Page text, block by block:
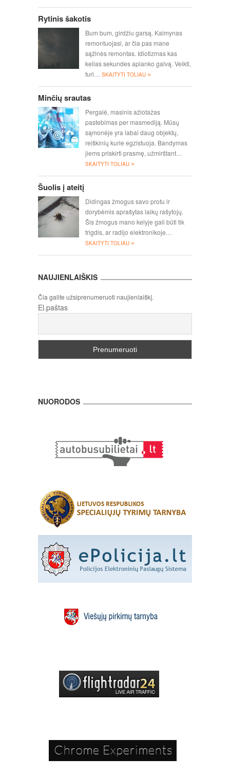
Rytinis šakotis
Bum bum, girdžiu garsą. Kaimynas
remontuojasi, ar čia pas mane
sąžinės remontas. Idiotizmas kas
kelias sekundes aplanko galvą. Veikti,
turi…
SKAITYTI TOLIAU »
Minčių srautas
Pergalė, masinis ažiotažas
pastebimas per masmediją. Mūsų
sąmonėje yra labai daug objektų,
reiškinių kurie egzistuoja. Bandymas
jiems priskirti prasmę, užmirštant…
SKAITYTI TOLIAU »
Šuolis į ateitį
Didingas žmogus savo protu ir
dorybėmis aprašytas laikų rašytojų.
Šis žmogus mano kelyje gali būti tik
trigdis, ar radijo elektronikoje…
SKAITYTI TOLIAU »
NAUJIENLAIŠKIS
Čia galite užsiprenumeruoti naujienlaiškį.
El.paštas
NUORODOS